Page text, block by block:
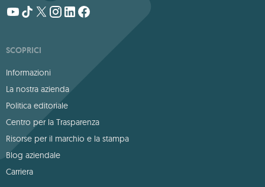
SCOPRICI
Informazioni
La nostra azienda
Politica editoriale
Centro per la Trasparenza
Risorse per il marchio e la stampa
Blog aziendale
Carriera